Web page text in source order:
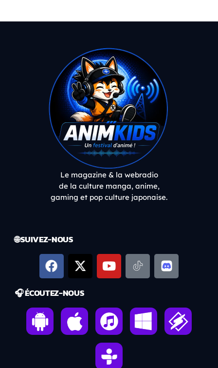
Le magazine & la webradio
de la culture manga, anime,
gaming et pop culture japonaise.
🌐 SUIVEZ-NOUS
🎧 ÉCOUTEZ-NOUS